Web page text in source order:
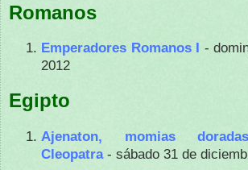
Romanos
Emperadores Romanos I -
2012
Egipto
Ajenaton, momias
Cleopatra- sábado 31 de